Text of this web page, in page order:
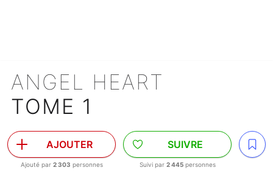
ANGEL HEART
TOME 1
AJOUTER
Ajouté par 2 303 personnes
SUIVRE
Suivi par 2 445personnes